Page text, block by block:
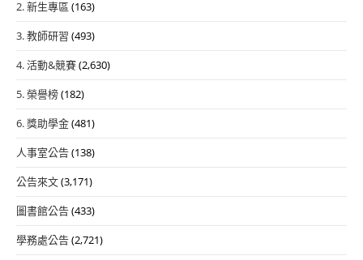
2. 新生專區 (163)
3. 教師研習 (493)
4. 活動&競賽(2,630)
5. 榮譽榜(182)
6. 獎助學金(481)
人事室公告(138)
公告來文(3,171)
圖書館公告(433)
學務處公告(2,721)